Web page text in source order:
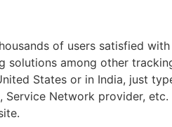
of users satisfied with
solutions among other
States or in India, just
Network provider, etc.